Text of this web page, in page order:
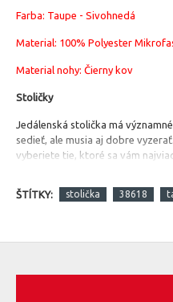
Farba: Taupe - Sivohnedá
Material: 100% Polyester
Material nohy: Čierny kov
Stoličky
Jedálenská stolička má
sedieť, ale musia aj dobre
vyberiete tie, ktoré sa vám
ŠTÍTKY: stolička 38618